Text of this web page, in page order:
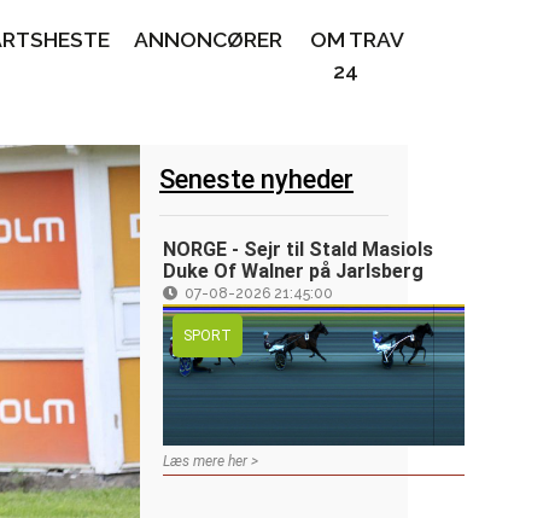
Seneste nyheder
NORGE - Sejr til Stald Masiols
Duke Of Walner på Jarlsberg
07-08-2026 21:45:00
SPORT
Læs mere her >
ANNONCØRER
OM TRAV
24